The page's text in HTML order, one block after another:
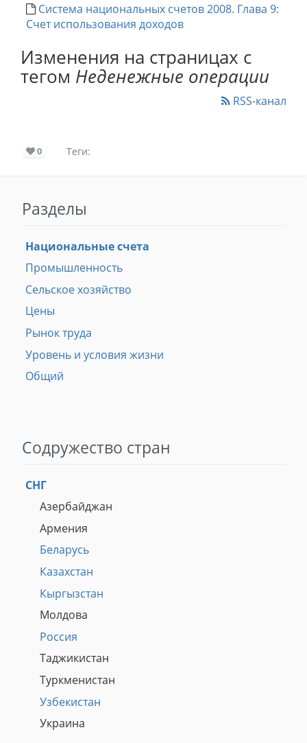
Система национальных счетов 2008. Глава 9:
Счет использования доходов
Изменения на страницах с
тегом Неденежные операции
RSS-канал
0 Теги:
Разделы
Национальные счета
Промышленность
Сельское хозяйство
Цены
Рынок труда
Уровень и условия жизни
Общий
Содружество стран
СНГ
Азербайджан
Армения
Беларусь
Казахстан
Кыргызстан
Молдова
Россия
Таджикистан
Туркменистан
Узбекистан
Украина